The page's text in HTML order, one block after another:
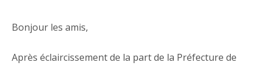
Bonjour les amis,
Après éclaircissement de la part de la Préfecture de